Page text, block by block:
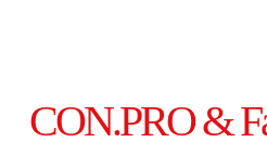
CON.PRO &